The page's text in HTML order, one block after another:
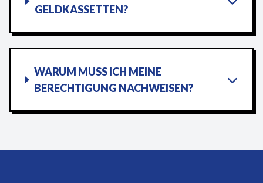
GELDKASSETTEN?
WARUM MUSS ICH MEINE
BERECHTIGUNG NACHWEISEN?